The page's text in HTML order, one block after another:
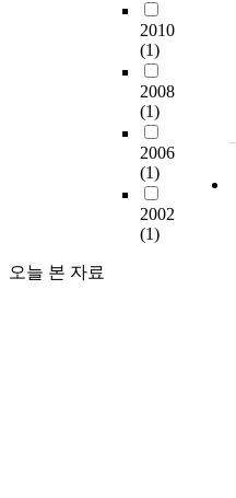
2010
(1)
2008
(1)
2006
(1)
2002
(1)
오늘 본 자료